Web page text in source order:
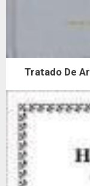
Tratado De